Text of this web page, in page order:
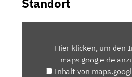
Standort
MAPS.GOOGLE.DEHier klicken, um den
maps.google.de
Inhalt von